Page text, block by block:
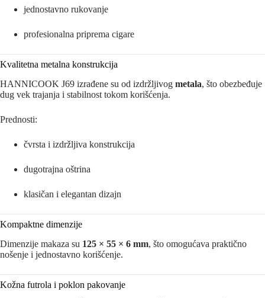
jednostavno rukovanje
profesionalna priprema cigare
Kvalitetna metalna konstrukcija
HANNICOOK J69 izrađene su od izdržljivog metala, što obezbeđuje
dug vek trajanja i stabilnost tokom korišćenja.
Prednosti:
čvrsta i izdržljiva konstrukcija
dugotrajna oštrina
klasičan i elegantan dizajn
Kompaktne dimenzije
Dimenzije makaza su 125 × 55 × 6 mm, što omogućava praktično
nošenje i jednostavno korišćenje.
Kožna futrola i poklon pakovanje